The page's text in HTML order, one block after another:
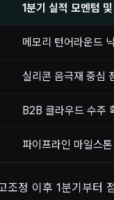
1분기 실적 모멘텀
메모리 턴어라운드
실리콘 음극재 중심
B2B 클라우드 수주
파이프라인 마일스
정 이후 1분기부터